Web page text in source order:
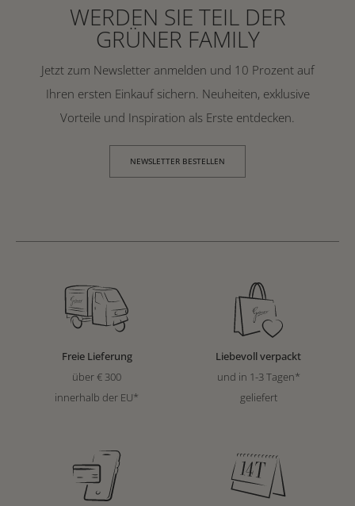
WERDEN SIE TEIL DER
GRÜNER FAMILY
Jetzt zum Newsletter anmelden und 10 Prozent auf
Ihren ersten Einkauf sichern. Neuheiten, exklusive
Vorteile und Inspiration als Erste entdecken.
NEWSLETTER BESTELLEN
Freie Lieferung
über € 300
innerhalb der EU*
Liebevoll verpackt
und in 1-3 Tagen*
geliefert